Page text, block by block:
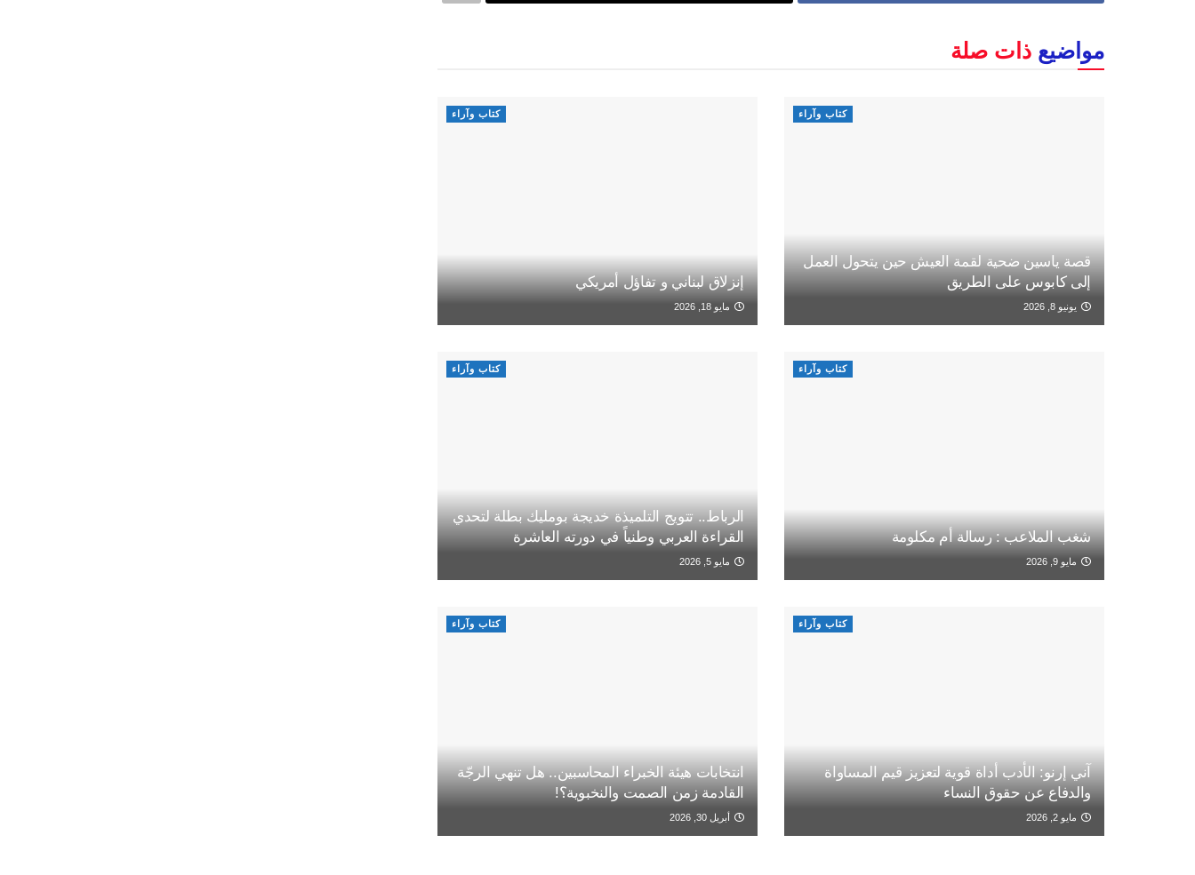
مواضيع ذات صلة
كتاب وآراء
قصة ياسين ضحية لقمة العيش حين يتحول العمل
إلى كابوس على الطريق
يونيو 8, 2026
كتاب وآراء
إنزلاق لبناني و تفاؤل أمريكي
مايو 18, 2026
كتاب وآراء
شغب الملاعب : رسالة أم مكلومة
مايو 9, 2026
كتاب وآراء
الرباط.. تتويج التلميذة خديجة بومليك بطلة لتحدي
القراءة العربي وطنياً في دورته العاشرة
مايو 5, 2026
كتاب وآراء
آني إرنو: الأدب أداة قوية لتعزيز قيم المساواة
والدفاع عن حقوق النساء
مايو 2, 2026
كتاب وآراء
انتخابات هيئة الخبراء المحاسبين.. هل تنهي الرجّة
القادمة زمن الصمت والنخبوية؟!
أبريل 30, 2026